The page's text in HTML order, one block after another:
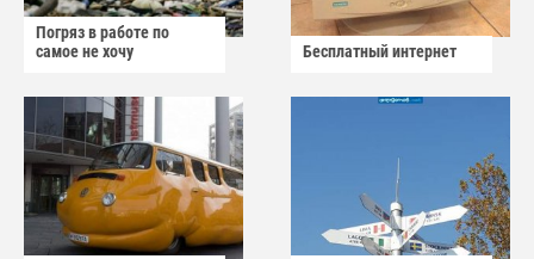
Погряз в работе по
самое не хочу
Бесплатный интернет